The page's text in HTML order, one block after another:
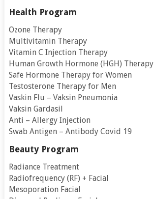
Health Program
Ozone Therapy
Multivitamin Therapy
Vitamin C Injection Therapy
Human Growth Hormone (HGH) Therapy
Safe Hormone Therapy for Women
Testosterone Therapy for Men
Vaskin Flu – Vaksin Pneumonia
Vaksin Gardasil
Anti – Allergy Injection
Swab Antigen – Antibody Covid 19
Beauty Program
Radiance Treatment
Radiofrequency (RF) + Facial
Mesoporation Facial